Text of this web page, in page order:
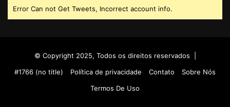
Error Can not Get Tweets, Incorrect account info.
© Copyright 2025, Todos os direitos reservados |
#1766 (no title)
Política de privacidade Contato
Sobre Nós
Termos De Uso